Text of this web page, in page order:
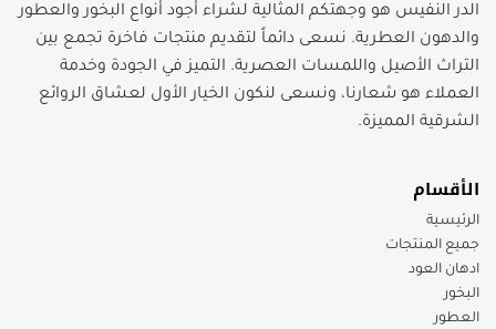
الدر النفيس هو وجهتكم المثالية لشراء أجود أنواع البخور والعطور
والدهون العطرية. نسعى دائماً لتقديم منتجات فاخرة تجمع بين
التراث الأصيل واللمسات العصرية. التميز في الجودة وخدمة
العملاء هو شعارنا، ونسعى لنكون الخيار الأول لعشاق الروائع
الشرقية المميزة.
الأقسام
الرئيسية
جميع المنتجات
ادهان العود
البخور
العطور